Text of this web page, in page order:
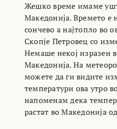
Жешко време имаме
Македонија. Времето е
сончево а најтопло во
Скопје Петровец со
Немаше некој изразен
Македонија. На
можете да ги видите
температури ова утро
напоменам дека
растат во Македонија